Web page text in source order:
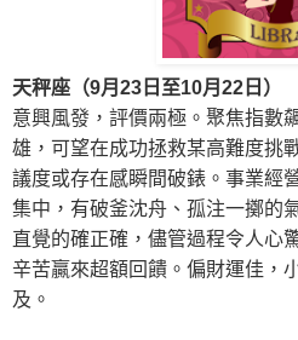
天秤座（9月23日至10月22日）
意興風發，評價兩極。聚焦指數
雄，可望在成功拯救某高難度挑
議度或存在感瞬間破錶。事業經
集中，有破釜沈舟、孤注一擲的
直覺的確正確，儘管過程令人心
辛苦贏來超額回饋。偏財運佳，
及 。